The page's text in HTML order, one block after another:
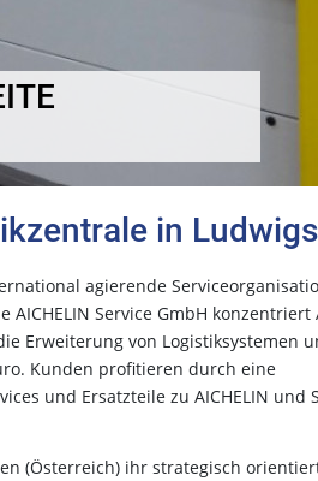
in
agierende
AICHELIN Service GmbH konzentriert
Erweiterung von Logistiksystemen
Kunden profitieren durch eine
und Ersatzteile zu AICHELIN und
(Österreich) ihr strategisch